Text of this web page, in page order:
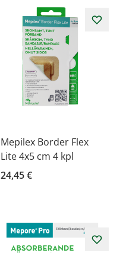
Mepilex Border Flex
Lite 4x5 cm 4 kpl
24,45 €